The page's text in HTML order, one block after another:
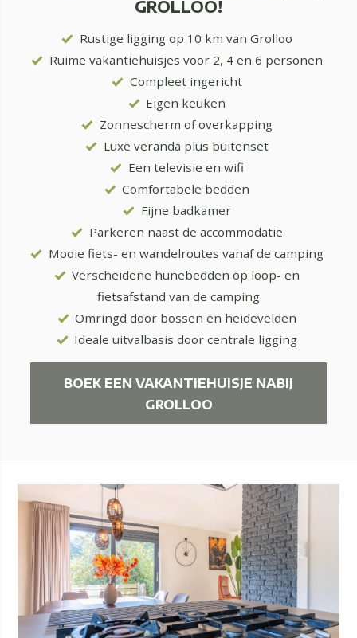
GROLLOO!
Rustige ligging op 10 km van Grolloo
Ruime vakantiehuisjes voor 2, 4 en 6 personen
Compleet ingericht
Eigen keuken
Zonnescherm of overkapping
Luxe veranda plus buitenset
Een televisie en wifi
Comfortabele bedden
Fijne badkamer
Parkeren naast de accommodatie
Mooie fiets- en wandelroutes vanaf de camping
Verscheidene hunebedden op loop- en
fietsafstand van de camping
Omringd door bossen en heidevelden
Ideale uitvalbasis door centrale ligging
BOEK EEN VAKANTIEHUISJE NABIJ
GROLLOO